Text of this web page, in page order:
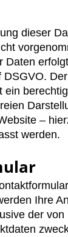
dieser
Daten
DSGVO. Der
ein
–
werden.
Ihre
der von